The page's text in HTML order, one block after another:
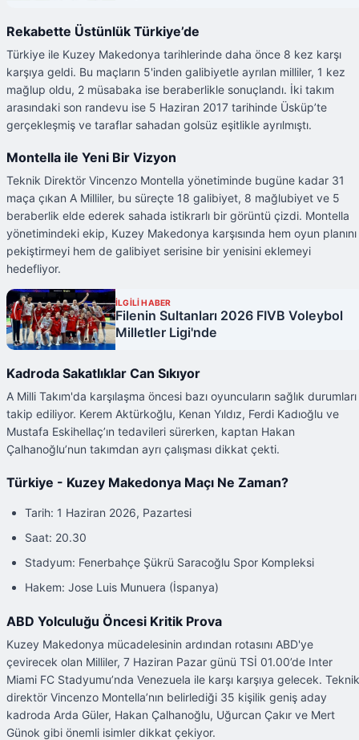
Rekabette Üstünlük Türkiye’de
Türkiye ile Kuzey Makedonya tarihlerinde daha önce 8 kez karşı
karşıya geldi. Bu maçların 5'inden galibiyetle ayrılan milliler, 1 kez
mağlup oldu, 2 müsabaka ise beraberlikle sonuçlandı. İki takım
arasındaki son randevu ise 5 Haziran 2017 tarihinde Üsküp’te
gerçekleşmiş ve taraflar sahadan golsüz eşitlikle ayrılmıştı.
Montella ile Yeni Bir Vizyon
Teknik Direktör Vincenzo Montella yönetiminde bugüne kadar 31
maça çıkan A Milliler, bu süreçte 18 galibiyet, 8 mağlubiyet ve 5
beraberlik elde ederek sahada istikrarlı bir görüntü çizdi. Montella
yönetimindeki ekip, Kuzey Makedonya karşısında hem oyun planını
pekiştirmeyi hem de galibiyet serisine bir yenisini eklemeyi
hedefliyor.
İLGİLİ HABER
Filenin Sultanları 2026 FIVB Voleybol
Milletler Ligi'nde
Kadroda Sakatlıklar Can Sıkıyor
A Milli Takım'da karşılaşma öncesi bazı oyuncuların sağlık durumları
takip ediliyor. Kerem Aktürkoğlu, Kenan Yıldız, Ferdi Kadıoğlu ve
Mustafa Eskihellaç’ın tedavileri sürerken, kaptan Hakan
Çalhanoğlu’nun takımdan ayrı çalışması dikkat çekti.
Türkiye - Kuzey Makedonya Maçı Ne Zaman?
Tarih: 1 Haziran 2026, Pazartesi
Saat: 20.30
Stadyum: Fenerbahçe Şükrü Saracoğlu Spor Kompleksi
Hakem: Jose Luis Munuera (İspanya)
ABD Yolculuğu Öncesi Kritik Prova
Kuzey Makedonya mücadelesinin ardından rotasını ABD'ye
çevirecek olan Milliler, 7 Haziran Pazar günü TSİ 01.00’de Inter
Miami FC Stadyumu’nda Venezuela ile karşı karşıya gelecek. Teknik
direktör Vincenzo Montella’nın belirlediği 35 kişilik geniş aday
kadroda Arda Güler, Hakan Çalhanoğlu, Uğurcan Çakır ve Mert
Günok gibi önemli isimler dikkat çekiyor.